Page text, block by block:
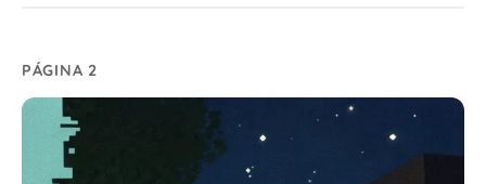
PÁGINA 2